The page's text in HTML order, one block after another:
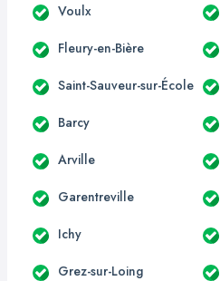
Voulx
Fleury-en-Bière
Saint-Sauveur-sur-École
Barcy
Arville
Garentreville
Ichy
Grez-sur-Loing